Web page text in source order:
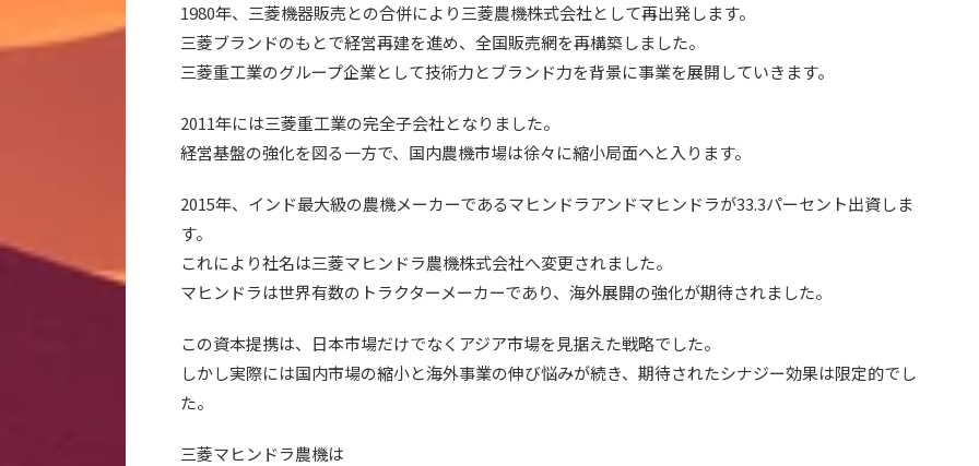
1980年、三菱機器販売との合併により三菱農機株式会社として再出発します。
三菱ブランドのもとで経営再建を進め、全国販売網を再構築しました。
三菱重工業のグループ企業として技術力とブランド力を背景に事業を展開していきます。
2011年には三菱重工業の完全子会社となりました。
経営基盤の強化を図る一方で、国内農機市場は徐々に縮小局面へと入ります。
2015年、インド最大級の農機メーカーであるマヒンドラアンドマヒンドラが33.3パーセント出資しま
す。
これにより社名は三菱マヒンドラ農機株式会社へ変更されました。
マヒンドラは世界有数のトラクターメーカーであり、海外展開の強化が期待されました。
この資本提携は、日本市場だけでなくアジア市場を見据えた戦略でした。
しかし実際には国内市場の縮小と海外事業の伸び悩みが続き、期待されたシナジー効果は限定的でし
た。
三菱マヒンドラ農機は